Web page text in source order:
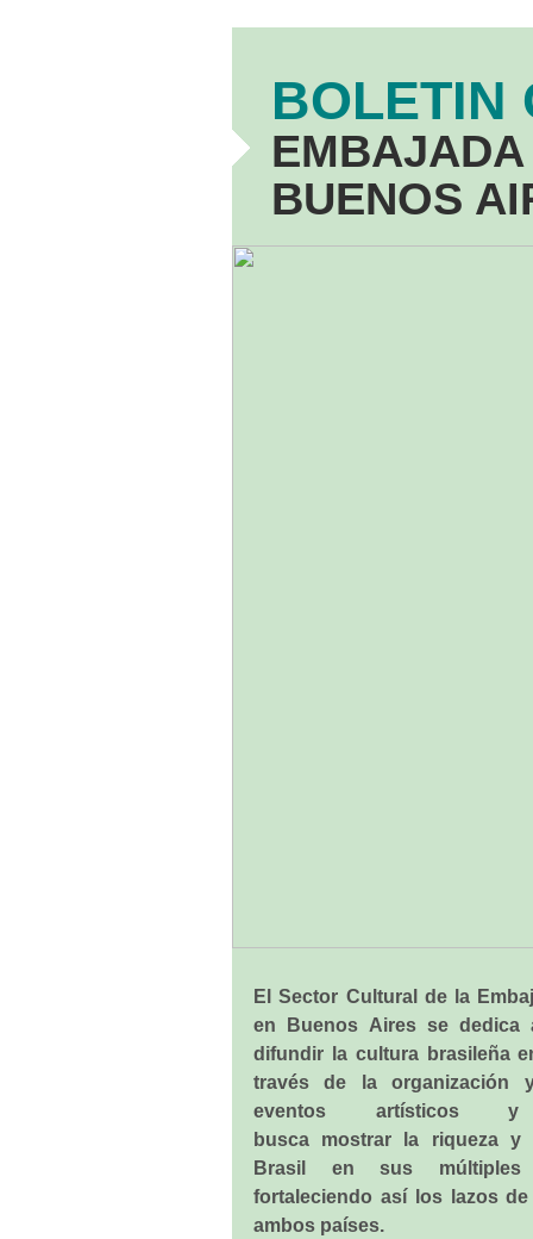
BOLETIN
BUENOS
El Sector Cultural de la
en Buenos Aires se dedica
difundir la cultura brasileña
través de la organización
eventos artísticos y
busca mostrar la riqueza y
Brasil en sus múltiples
fortaleciendo así los lazos
ambos países.